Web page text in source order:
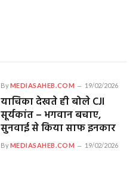
ByMEDIASAHEB.COM 19/02/2026
याचिका देखते ही बोले CJI
सूर्यकांत – भगवान बचाए,
सुनवाई से किया साफ इनकार
ByMEDIASAHEB.COM 19/02/2026